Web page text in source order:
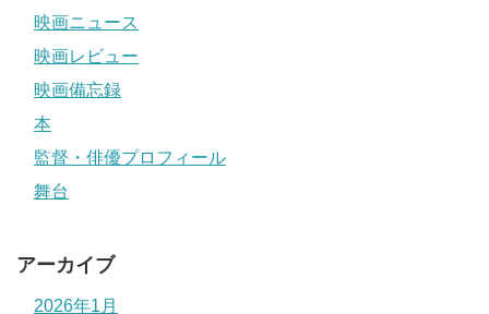
映画ニュース
映画レビュー
映画備忘録
本
監督・俳優プロフィール
舞台
アーカイブ
2026年1月